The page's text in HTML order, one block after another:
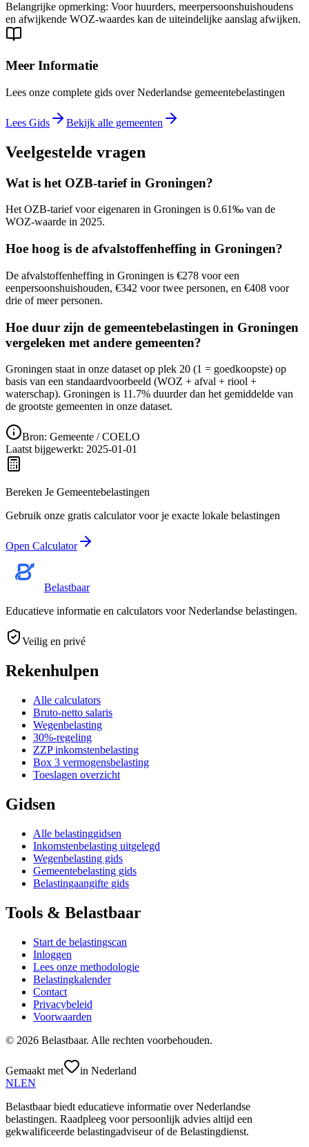
Belangrijke opmerking: Voor huurders, meerpersoonshuishoudens
en afwijkende WOZ-waardes kan de uiteindelijke aanslag afwijken.
Meer Informatie
Lees onze complete gids over Nederlandse gemeentebelastingen
Lees Gids Bekijk alle gemeenten
Veelgestelde vragen
Wat is het OZB-tarief in Groningen?
Het OZB-tarief voor eigenaren in Groningen is 0.61‰ van de
WOZ-waarde in 2025.
Hoe hoog is de afvalstoffenheffing in Groningen?
De afvalstoffenheffing in Groningen is €278 voor een
eenpersoonshuishouden, €342 voor twee personen, en €408 voor
drie of meer personen.
Hoe duur zijn de gemeentebelastingen in Groningen
vergeleken met andere gemeenten?
Groningen staat in onze dataset op plek 20 (1 = goedkoopste) op
basis van een standaardvoorbeeld (WOZ + afval + riool +
waterschap). Groningen is 11.7% duurder dan het gemiddelde van
de grootste gemeenten in onze dataset.
Bron: Gemeente / COELO
Laatst bijgewerkt: 2025-01-01
Bereken Je Gemeentebelastingen
Gebruik onze gratis calculator voor je exacte lokale belastingen
Open Calculator
Belastbaar
Educatieve informatie en calculators voor Nederlandse belastingen.
Veilig en privé
Rekenhulpen
Alle calculators
Bruto-netto salaris
Wegenbelasting
30%-regeling
ZZP inkomstenbelasting
Box 3 vermogensbelasting
Toeslagen overzicht
Gidsen
Alle belastinggidsen
Inkomstenbelasting uitgelegd
Wegenbelasting gids
Gemeentebelasting gids
Belastingaangifte gids
Tools & Belastbaar
Start de belastingscan
Inloggen
Lees onze methodologie
Belastingkalender
Contact
Privacybeleid
Voorwaarden
© 2026 Belastbaar. Alle rechten voorbehouden.
Gemaakt met
in Nederland
NLEN
Belastbaar biedt educatieve informatie over Nederlandse
belastingen. Raadpleeg voor persoonlijk advies altijd een
gekwalificeerde belastingadviseur of de Belastingdienst.